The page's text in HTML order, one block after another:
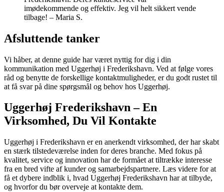
imødekommende og effektiv. Jeg vil helt sikkert vende
tilbage! – Maria S.
Afsluttende tanker
Vi håber, at denne guide har været nyttig for dig i din
kommunikation med Uggerhøj i Frederikshavn. Ved at følge vores
råd og benytte de forskellige kontaktmuligheder, er du godt rustet til
at få svar på dine spørgsmål og behov hos Uggerhøj.
Uggerhøj Frederikshavn – En
Virksomhed, Du Vil Kontakte
Uggerhøj i Frederikshavn er en anerkendt virksomhed, der har skabt
en stærk tilstedeværelse inden for deres branche. Med fokus på
kvalitet, service og innovation har de formået at tiltrække interesse
fra en bred vifte af kunder og samarbejdspartnere. Læs videre for at
få et dybere indblik i, hvad Uggerhøj Frederikshavn har at tilbyde,
og hvorfor du bør overveje at kontakte dem.